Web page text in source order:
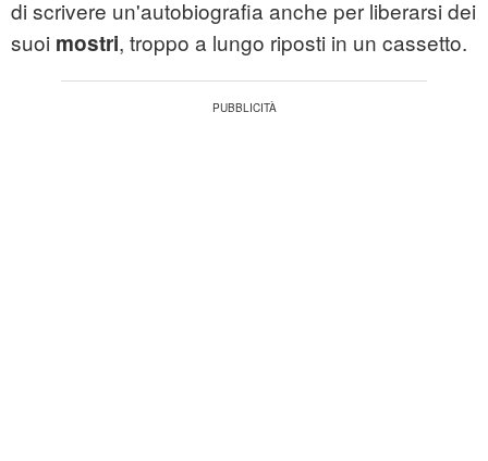
di scrivere un'autobiografia anche per liberarsi dei
suoi mostri, troppo a lungo riposti in un cassetto.